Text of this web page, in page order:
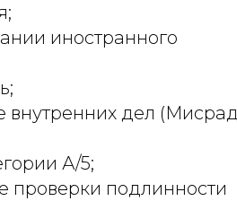
иностранного
внутренних дел (Мисрад
А/5;
проверки подлинности